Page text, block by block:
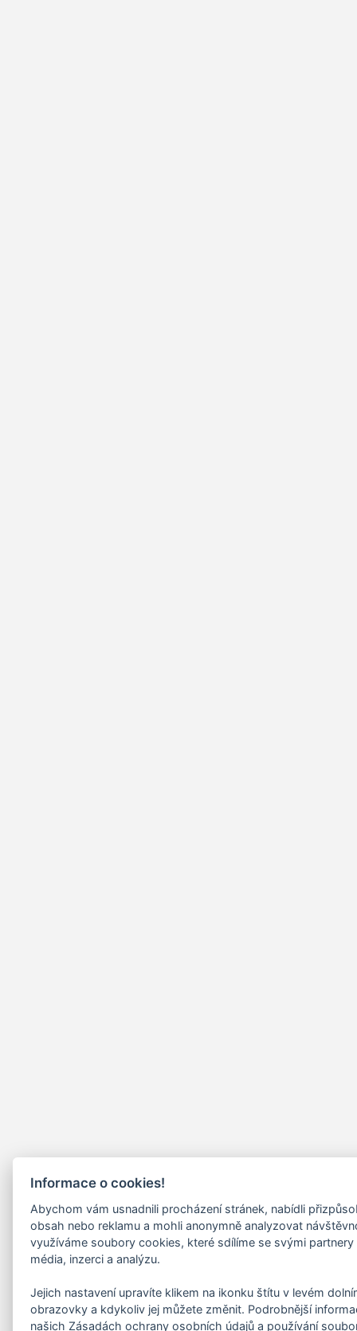
Informace o cookies!
Abychom vám usnadnili procházení stránek, nabídli
obsah nebo reklamu a mohli anonymně analyzovat
využíváme soubory cookies, které sdílíme se svými
média, inzerci a analýzu.
Jejich nastavení upravíte klikem na ikonku štítu v levém
obrazovky a kdykoliv jej můžete změnit. Podrobnější
našich Zásadách ochrany osobních údajů a používání